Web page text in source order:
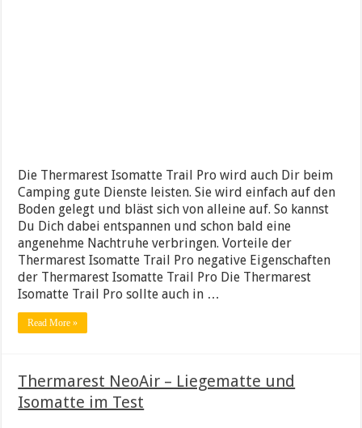
Die Thermarest Isomatte Trail Pro wird auch Dir beim
Camping gute Dienste leisten. Sie wird einfach auf den
Boden gelegt und bläst sich von alleine auf. So kannst
Du Dich dabei entspannen und schon bald eine
angenehme Nachtruhe verbringen. Vorteile der
Thermarest Isomatte Trail Pro negative Eigenschaften
der Thermarest Isomatte Trail Pro Die Thermarest
Isomatte Trail Pro sollte auch in …
Read More »
Thermarest NeoAir – Liegematte und
Isomatte im Test